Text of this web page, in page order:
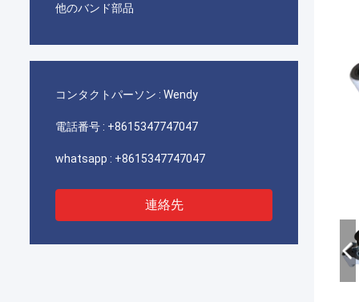
他のバンド部品
コンタクトパーソン : Wendy
電話番号 : +8615347747047
whatsapp : +8615347747047
連絡先